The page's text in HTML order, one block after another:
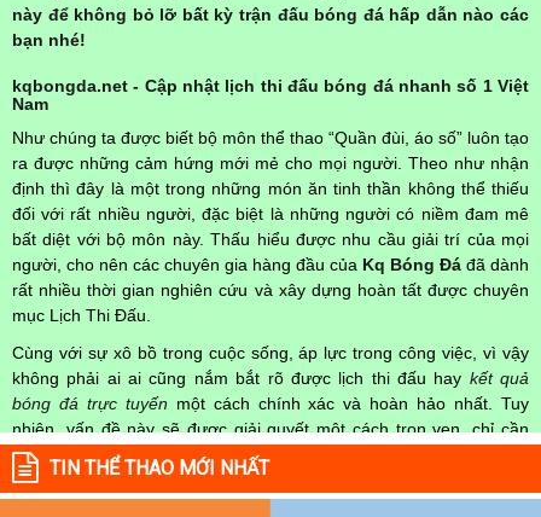
này để không bỏ lỡ bất kỳ trận đấu bóng đá hấp dẫn nào các
bạn nhé!
kqbongda.net - Cập nhật lịch thi đấu bóng đá nhanh số 1 Việt
Nam
Như chúng ta được biết bộ môn thể thao “Quần đùi, áo số” luôn tạo
ra được những cảm hứng mới mẻ cho mọi người. Theo như nhận
định thì đây là một trong những món ăn tinh thần không thể thiếu
đối với rất nhiều người, đặc biệt là những người có niềm đam mê
bất diệt với bộ môn này. Thấu hiểu được nhu cầu giải trí của mọi
người, cho nên các chuyên gia hàng đầu của Kq Bóng Đá đã dành
rất nhiều thời gian nghiên cứu và xây dựng hoàn tất được chuyên
mục Lịch Thi Đấu.
Cùng với sự xô bồ trong cuộc sống, áp lực trong công việc, vì vậy
không phải ai ai cũng nắm bắt rõ được lịch thi đấu hay kết quả
bóng đá trực tuyến một cách chính xác và hoàn hảo nhất. Tuy
nhiên, vấn đề này sẽ được giải quyết một cách trọn vẹn, chỉ cần
truy cập vào chuyên mục
Lịch Thi Đấu
mọi người hoàn toàn nắm rõ được chính xác về thời gian các trận
đấu bóng đá Việt Nam hay trên Thế giới diễn ra trong thời gian sắp
TIN THỂ THAO MỚI NHẤT